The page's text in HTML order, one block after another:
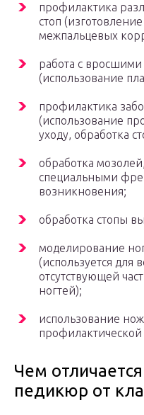
профилактика
стоп
межпальцевых
работа с
(использование
профилактика
(использование
уходу, обработка
обработка
специальными
возникновения;
обработка стопы
моделирование
(используется для
отсутствующей
ногтей);
использование
профилактической
Чем
педикюр от